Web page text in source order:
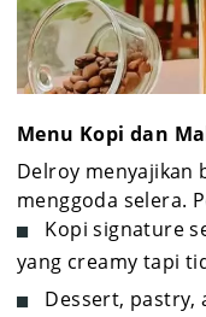
Menu Kopi dan
Delroy menyajikan
menggoda selera.
Kopi signature
yang creamy tapi
Dessert, pastry,